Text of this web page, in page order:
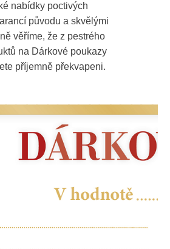
nabídky poctivých
původu a skvělými
věříme, že z pestrého
na Dárkové poukazy
příjemně překvapeni.